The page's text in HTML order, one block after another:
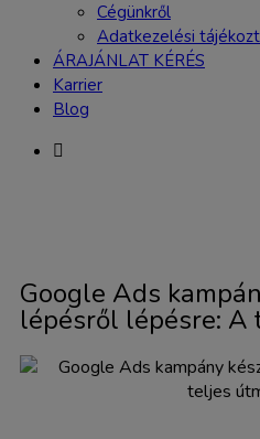
Cégünkről
Adatkezelési
ÁRAJÁNLAT KÉRÉS
Karrier
Blog
Google Ads
lépésről lépésre: A